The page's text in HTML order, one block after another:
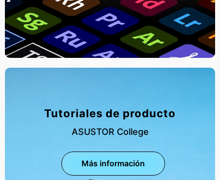
Tutoriales de producto
ASUSTOR College
Más información